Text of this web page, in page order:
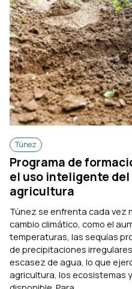
Túnez
Programa de
el uso inteligente del
agricultura
Túnez se enfrenta cada vez
cambio climático, como el
temperaturas, las sequías
de precipitaciones
escasez de agua, lo que
agricultura, los ecosistemas